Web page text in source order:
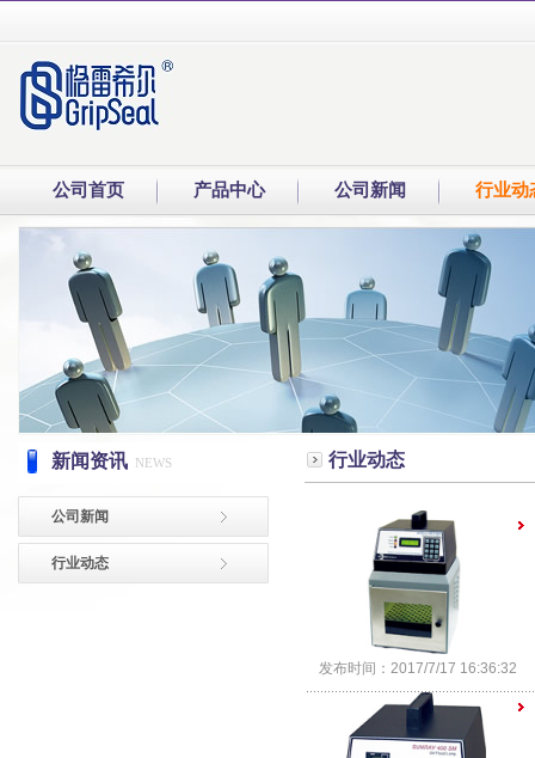
公司首页 产品中心 公司新闻 行业动
新闻资讯 NEWS
公司新闻
行业动态
行业动态
发布时间：2017/7/17 16:36:32